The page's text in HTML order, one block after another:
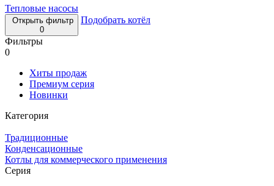
Тепловые насосы
Открыть фильтр
0
Подобрать котёл
Фильтры
0
Хиты продаж
Премиум серия
Новинки
Категория
Традиционные
Конденсационные
Котлы для коммерческого применения
Серия